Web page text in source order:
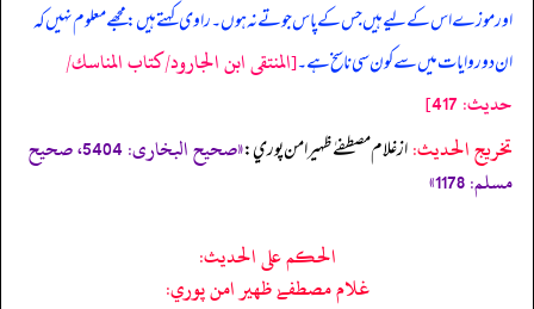
اور موزے اس کے لیے ہیں جس کے پاس جوتے نہ ہوں۔ راوی کہتے ہیں: مجھے معلوم نہیں کہ
ان دو روایات میں سے کون سی ناسخ ہے۔[المنتقى ابن الجارود/كتاب المناسك/
حدیث: 417]
تخریج الحدیث:از غلام مصطفےٰ ظهير امن پوري:
«صحیح البخاری: 5404، صحیح
مسلم: 1178»
الحكم على الحديث:
غلام مصطفےٰ ظهير امن پوري: